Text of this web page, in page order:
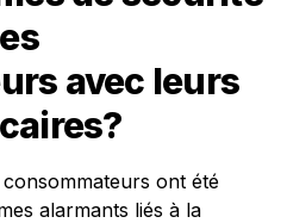
avec leurs
ont été
alarmants liés à la